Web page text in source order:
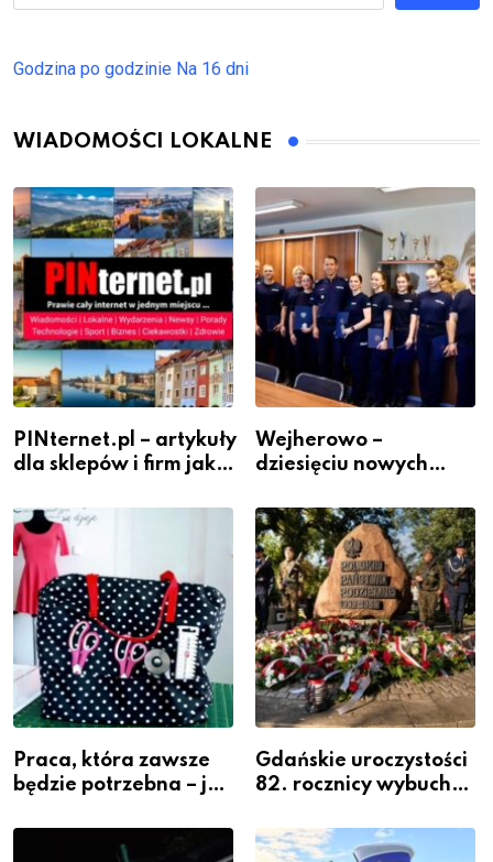
Godzina po godzinie Na 16 dni
WIADOMOŚCI LOKALNE
PINternet.pl – artykuły
dla sklepów i firm jako
widoczność
Wejherowo –
dziesięciu nowych
szeregach Komendy
Powiatowej
Praca, która zawsze
będzie potrzebna – jak
zawodem przyszłości i
gdzie się go nauczyć?
Gdańskie uroczystości
82. rocznicy wybuchu
Warszawskiego